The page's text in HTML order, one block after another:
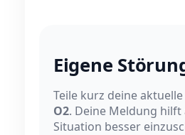
Eigene
Teile kurz deine
O2. Deine Meldung hilft
Situation besser